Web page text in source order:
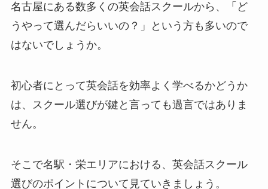
名古屋にある数多くの英会話スクールから、「ど
うやって選んだらいいの？」という方も多いので
はないでしょうか。
初心者にとって英会話を効率よく学べるかどうか
は、スクール選びが鍵と言っても過言ではありま
せん。
そこで名駅・栄エリアにおける、英会話スクール
選びのポイントについて見ていきましょう。